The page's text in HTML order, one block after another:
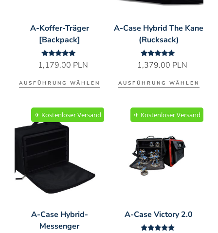
A-Koffer-Träger
[Backpack]
Bewertet
mit
von 5
1,179.00 PLN
AUSFÜHRUNG WÄHLEN
A-Case Hybrid The Kane
(Rucksack)
Bewertet
mit
von 5
1,379.00 PLN
AUSFÜHRUNG WÄHLEN
✈︎ Kostenloser Versand
A-Case Hybrid-
Messenger
✈︎ Kostenloser Versand
A-Case Victory 2.0